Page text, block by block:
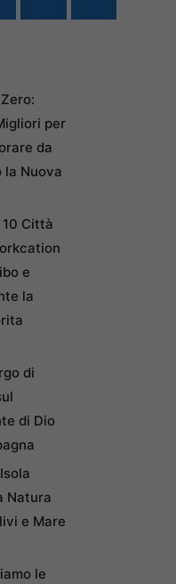
per
da
la Nuova
Città
e
la
di
di Dio
Natura
e Mare
le